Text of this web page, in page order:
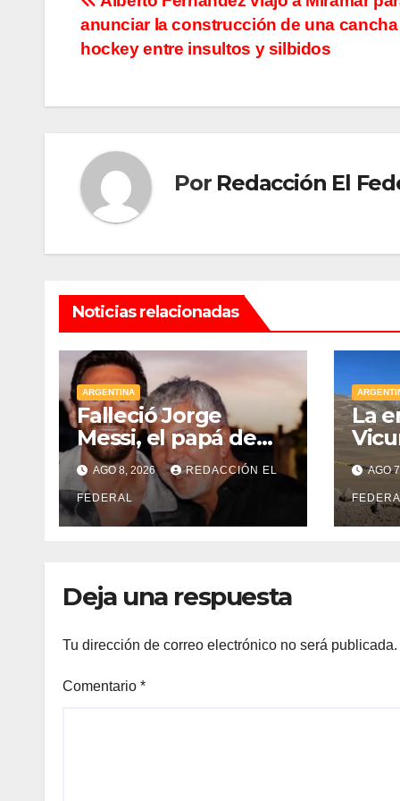
de
anunciar la construcción de una cancha
hockey entre insultos y silbidos
Por Redacción El
Noticias relacionadas
ARGENTINA
Falleció Jorge
Messi, el papá de
Lionel Messi
AGO 8, 2026 REDACCIÓN EL
FEDERAL
La
AGO
Deja una respuesta
Tu dirección de correo electrónico no será publicada.
Comentario *